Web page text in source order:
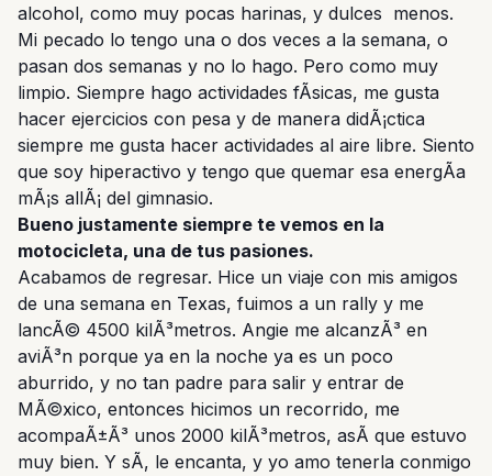
alcohol, como muy pocas harinas, y dulces menos.
Mi pecado lo tengo una o dos veces a la semana, o
pasan dos semanas y no lo hago. Pero como muy
limpio. Siempre hago actividades fÃ­sicas, me gusta
hacer ejercicios con pesa y de manera didÃ¡ctica
siempre me gusta hacer actividades al aire libre. Siento
que soy hiperactivo y tengo que quemar esa energÃ­a
mÃ¡s allÃ¡ del gimnasio.
Bueno justamente siempre te vemos en la
motocicleta, una de tus pasiones.
Acabamos de regresar. Hice un viaje con mis amigos
de una semana en Texas, fuimos a un rally y me
lancÃ© 4500 kilÃ³metros. Angie me alcanzÃ³ en
aviÃ³n porque ya en la noche ya es un poco
aburrido, y no tan padre para salir y entrar de
MÃ©xico, entonces hicimos un recorrido, me
acompaÃ±Ã³ unos 2000 kilÃ³metros, asÃ­ que estuvo
muy bien. Y sÃ­, le encanta, y yo amo tenerla conmigo